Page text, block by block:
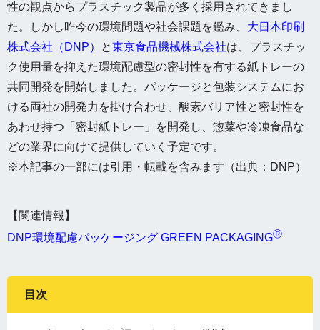
性の観点からプラスチック製品が多く採用されてきまし
た。しかし昨今の環境問題や社会課題を鑑み、 大日本印刷
株式会社（DNP）
と東京食品機械株式会社は、プラスチッ
ク使用量を抑えた環境配慮型の密封性を有する紙トレーの
共同開発を開始しました。パッケージと包装システムにお
ける両社の開発力を掛け合わせ、酸素バリア性と密封性を
あわせ持つ「密封紙トレー」を開発し、惣菜や冷凍食品な
どの業界に向けて提供していく予定です。
※本記事の一部には引用・転載を含みます（出典： DNP）
【関連情報】
DNP環境配慮パッケージング GREEN PACKAGINGⓇ
目次